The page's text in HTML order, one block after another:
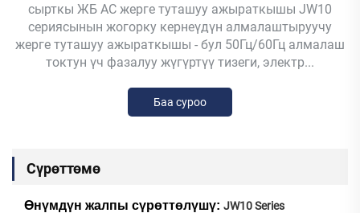
сырткы ЖБ AC жерге туташуу ажыраткышы JW10
сериясынын жогорку кернеүдүн алмалаштыруучу
жерге туташуу ажыраткышы - бул 50Гц/60Гц алмалаш
токтун үч фазалуу жүгүртүү тизеги, электр...
Баа суроо
Сүрөттөмө
Өнүмдүн жалпы сүрөттөлүшү: JW10 Series